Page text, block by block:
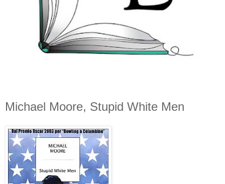
Michael Moore, Stupid White Men